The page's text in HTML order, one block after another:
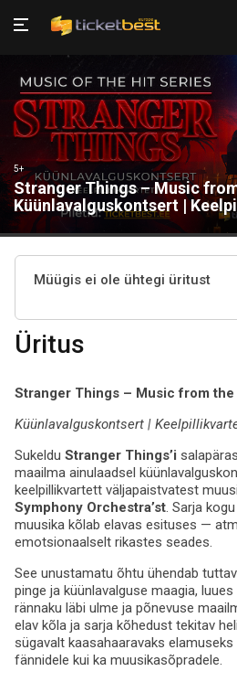
5+
Stranger Things – Music
Küünlavalguskontsert |
Müügis ei ole ühtegi üritust
Üritus
Stranger Things – Music from
Küünlavalguskontsert |
Sukeldu Stranger Things’i
maailma ainulaadsel
keelpillikvartett väljapaistvatest
Symphony Orchestra’st. Sarja
muusika kõlab elavas esituses —
emotsionaalselt rikastes seades.
See unustamatu õhtu ühendab
pinge ja küünlavalguse maagia,
rännaku läbi ulme ja põnevuse
elav kõla ja sarja kõhedust tekitav
sügavalt kaasahaaravaks elamuseks
fännidele kui ka muusikasõpradele.